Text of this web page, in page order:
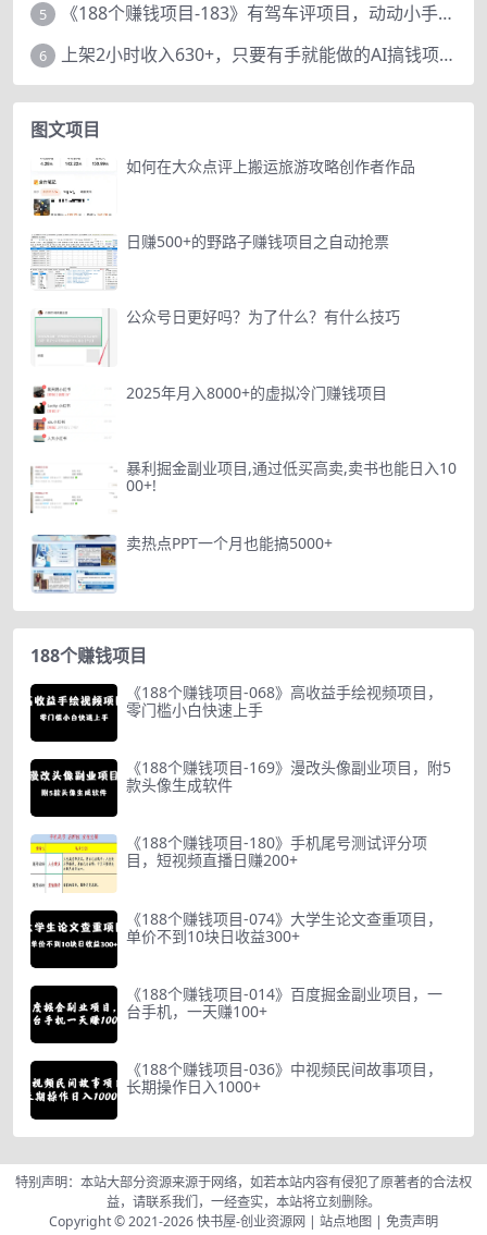
5 《188个赚钱项目-183》有驾车评项目，动动小手，复制粘贴赚44元！
6 上架2小时收入630+，只要有手就能做的AI搞钱项目，奶奶看完都能学会!
图文项目
如何在大众点评上搬运旅游攻略创作者作品
日赚500+的野路子赚钱项目之自动抢票
公众号日更好吗？为了什么？有什么技巧
2025年月入8000+的虚拟冷门赚钱项目
暴利掘金副业项目,通过低买高卖,卖书也能日入10
00+!
卖热点PPT一个月也能搞5000+
188个赚钱项目
《188个赚钱项目-068》高收益手绘视频项目，
零门槛小白快速上手
《188个赚钱项目-169》漫改头像副业项目，附5
款头像生成软件
《188个赚钱项目-180》手机尾号测试评分项
目，短视频直播日赚200+
《188个赚钱项目-074》大学生论文查重项目，
单价不到10块日收益300+
《188个赚钱项目-014》百度掘金副业项目，一
台手机，一天赚100+
《188个赚钱项目-036》中视频民间故事项目，
长期操作日入1000+
特别声明：本站大部分资源来源于网络，如若本站内容有侵犯了原著者的合法权
益，请联系我们，一经查实，本站将立刻删除。
Copyright © 2021-2026快书屋-创业资源网 | 站点地图 | 免责声明